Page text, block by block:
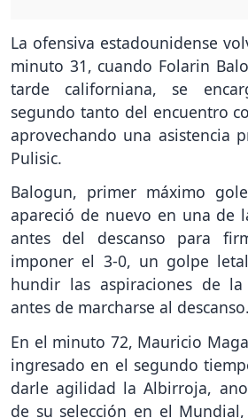
La ofensiva estadounidense
minuto 31, cuando Folarin
tarde californiana, se
segundo tanto del encuentro
aprovechando una asistencia
Pulisic.
Balogun, primer máximo
apareció de nuevo en una de
antes del descanso para
imponer el 3-0, un golpe
hundir las aspiraciones de
antes de marcharse al descanso.
En el minuto 72, Mauricio
ingresado en el segundo
darle agilidad la Albirroja,
de su selección en el